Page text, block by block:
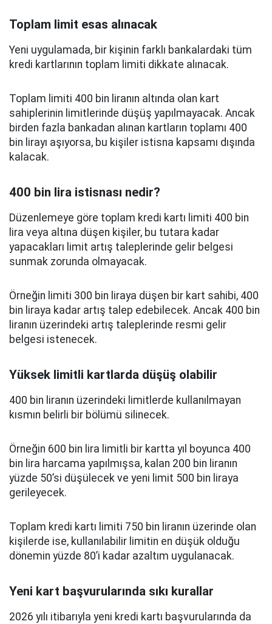
Toplam limit esas alınacak
Yeni uygulamada, bir kişinin farklı bankalardaki tüm
kredi kartlarının toplam limiti dikkate alınacak.
Toplam limiti 400 bin liranın altında olan kart
sahiplerinin limitlerinde düşüş yapılmayacak. Ancak
birden fazla bankadan alınan kartların toplamı 400
bin lirayı aşıyorsa, bu kişiler istisna kapsamı dışında
kalacak.
400 bin lira istisnası nedir?
Düzenlemeye göre toplam kredi kartı limiti 400 bin
lira veya altına düşen kişiler, bu tutara kadar
yapacakları limit artış taleplerinde gelir belgesi
sunmak zorunda olmayacak.
Örneğin limiti 300 bin liraya düşen bir kart sahibi, 400
bin liraya kadar artış talep edebilecek. Ancak 400 bin
liranın üzerindeki artış taleplerinde resmi gelir
belgesi istenecek.
Yüksek limitli kartlarda düşüş olabilir
400 bin liranın üzerindeki limitlerde kullanılmayan
kısmın belirli bir bölümü silinecek.
Örneğin 600 bin lira limitli bir kartta yıl boyunca 400
bin lira harcama yapılmışsa, kalan 200 bin liranın
yüzde 50’si düşülecek ve yeni limit 500 bin liraya
gerileyecek.
Toplam kredi kartı limiti 750 bin liranın üzerinde olan
kişilerde ise, kullanılabilir limitin en düşük olduğu
dönemin yüzde 80’i kadar azaltım uygulanacak.
Yeni kart başvurularında sıkı kurallar
2026 yılı itibarıyla yeni kredi kartı başvurularında da